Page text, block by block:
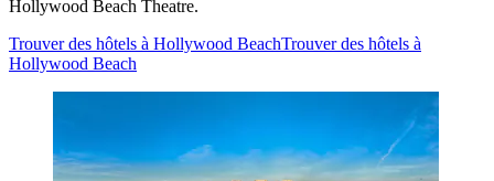
Hollywood Beach Theatre.
Trouver des hôtels à Hollywood BeachTrouver des hôtels à
Hollywood Beach